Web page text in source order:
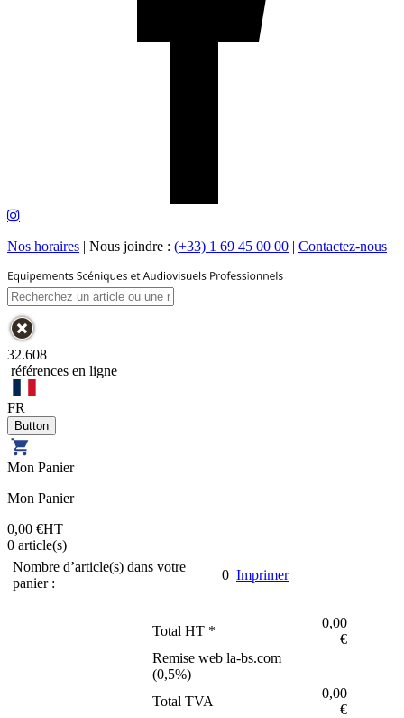
Nos horaires | Nous joindre : (+33) 1 69 45 00 00 | Contactez-nous
32.608
références en ligne
FR
Mon Panier
Mon Panier
0,00 €HT
0 article(s)
Nombre d’article(s) dans votre
panier :
0 Imprimer
Total HT *
0,00
€
Remise web la-bs.com
(0,5%)
Total TVA
0,00
€